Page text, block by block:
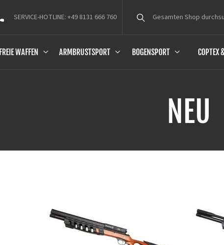
SERVICE-HOTLINE: +49 8131 666 760
FREIE WAFFEN ARMBRUSTSPORT BOGENSPORT COPTEX
NEU